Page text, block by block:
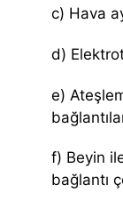
c) Hava
d)
e)
f) Beyin
bağlantı